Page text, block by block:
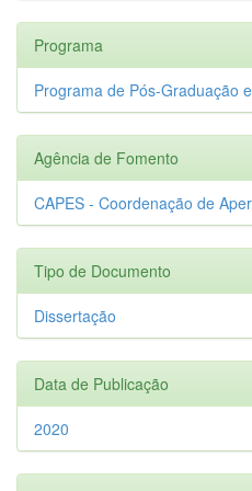
Programa
Programa de Pós-Graduação
Agência de Fomento
CAPES - Coordenação de
Tipo de Documento
Dissertação
Data de Publicação
2020